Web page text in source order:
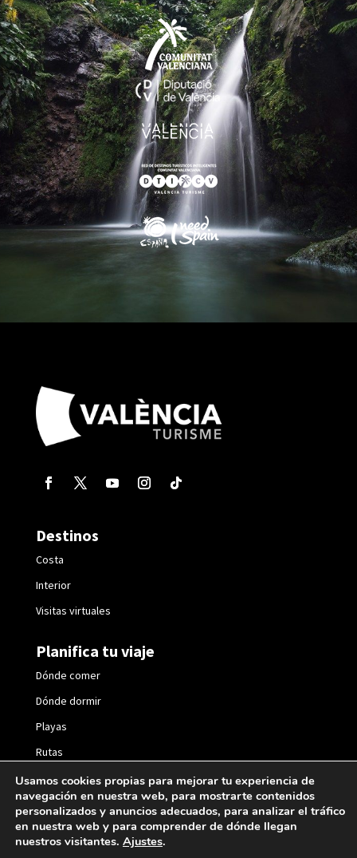
Destinos
Costa
Interior
Visitas virtuales
Planifica tu viaje
Dónde comer
Dónde dormir
Playas
Rutas
Fiestas
Usamos cookies propias para mejorar tu experiencia de
navegación en nuestra web, para mostrarte contenidos
personalizados y anuncios adecuados, para analizar el tráfico
en nuestra web y para comprender de dónde llegan
nuestros visitantes. Ajustes.